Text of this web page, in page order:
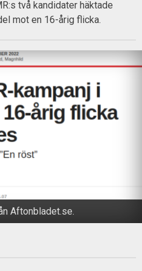
två kandidater häktade
mot en 16-årig flicka.
Aftonbladet.se.